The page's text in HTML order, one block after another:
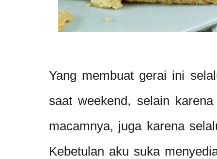
Yang membuat gerai ini
saat weekend, selain
macamnya, juga karena
Kebetulan aku suka